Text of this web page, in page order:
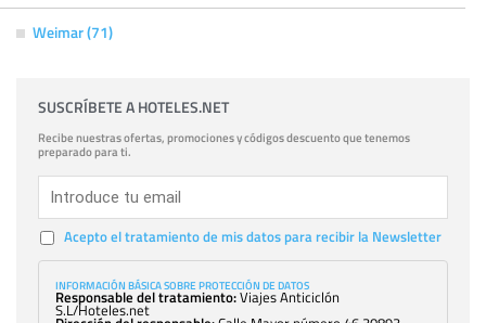
Weimar (71)
SUSCRÍBETE A HOTELES.NET
Recibe nuestras ofertas, promociones y códigos descuento que tenemos
preparado para ti.
Acepto el tratamiento de mis datos para recibir la Newsletter
INFORMACIÓN BÁSICA SOBRE PROTECCIÓN DE DATOS
Responsable del tratamiento:Viajes Anticiclón
S.L/Hoteles.net